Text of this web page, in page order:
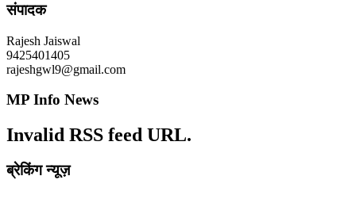
संपादक
Rajesh Jaiswal
9425401405
rajeshgwl9@gmail.com
MP Info News
Invalid RSS feed URL.
ब्रेकिंग न्यूज़